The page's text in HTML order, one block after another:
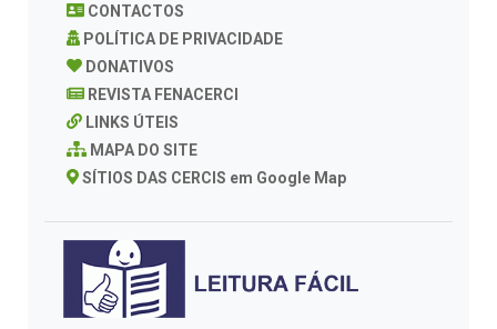
CONTACTOS
POLÍTICA DE PRIVACIDADE
DONATIVOS
REVISTA FENACERCI
LINKS ÚTEIS
MAPA DO SITE
SÍTIOS DAS CERCIS em Google Map